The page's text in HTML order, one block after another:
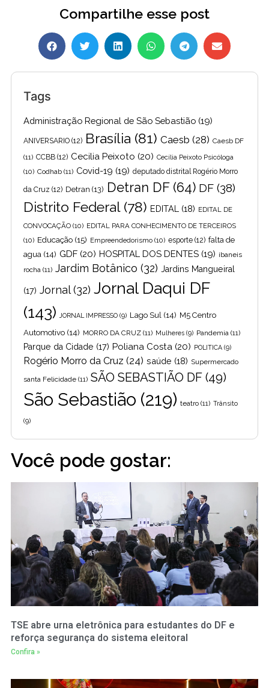
Compartilhe esse post
Tags
Administração Regional de São Sebastião (19)
ANIVERSARIO (12) Brasília (81) Caesb (28) Caesb DF
(11) CCBB (12) Cecilia Peixoto (20) Cecília Peixoto Psicóloga
(10) Codhab (11) Covid-19 (19) deputado distrital Rogério Morro
da Cruz (12) Detran (13) Detran DF(64) DF (38)
Distrito Federal(78) EDITAL (18) EDITAL DE
CONVOCAÇÃO (10) EDITAL PARA CONHECIMENTO DE TERCEIROS
(10) Educação (15) Empreendedorismo (10) esporte (12) falta de
agua (14) GDF (20) HOSPITAL DOS DENTES (19) ibaneis
rocha (11) Jardim Botânico (32) Jardins Mangueiral
(17) Jornal(32) Jornal Daqui DF
(143)
JORNAL IMPRESSO (9) Lago Sul (14) M5 Centro
Automotivo (14) MORRO DA CRUZ (11) Mulheres (9) Pandemia (11)
Parque da Cidade (17) Poliana Costa (20) POLITICA (9)
Rogério Morro da Cruz (24) saúde (18) Supermercado
santa Felicidade (11) SÃO SEBASTIÃO DF (49)
São Sebastião (219) teatro (11) Trânsito
(9)
Você pode gostar:
TSE abre urna eletrônica para estudantes do DF e
reforça segurança do sistema eleitoral
Confira »